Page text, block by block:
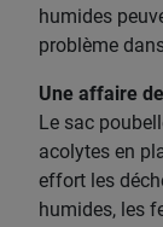
humides
problème
Une affaire
Le sac
acolytes en
effort les
humides, les